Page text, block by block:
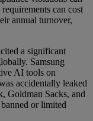
can cost
annual turnover,
a significant
Samsung
AI tools on
accidentally leaked
Goldman Sacks, and
or limited